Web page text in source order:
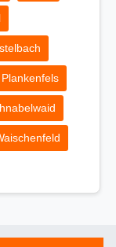
Plankenfels